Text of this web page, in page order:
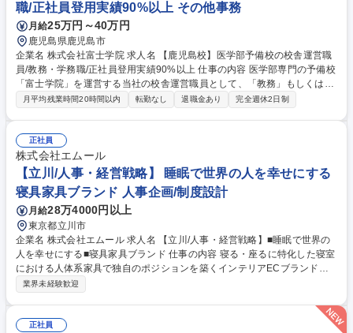
職/正社員登用実績90%以上 その他事務
月給25万円～40万円
鹿児島県鹿児島市
企業名 株式会社富士学院 求人名 【鹿児島校】医学部予備校の校舎運営職
員/教務・学務職/正社員登用実績90%以上 仕事の内容 医学部専門の予備校
「富士学院」を運営する当社の校舎運営職員として、「教務」もしくは
「学務」の業務をご担当いただきます。講師業務はございません。 業務の
報告の管理ほか)■保護者連携(進捗報告、三者面談の運営ほか)■施設管理、
行事運営 など 【学務(生徒募集)】■DM,チラシなどの企画■電話/メール問
い合わせ対応■入学面談の実施■各種セミナーの実施■進学校訪問、情報収
集 など ※これまでのご経験に応じ、できることから徐々にお任せしてい
きます。 募集職種 【鹿児島校】医学部予備校の校舎運営職員/教務・学務
職/正社員登用実績90%以上
月平均残業時間20時間以内 転勤なし 退職金あり 完全週休2日制
正社員
株式会社エムール
【立川/人事・経営戦略】 睡眠で世界の人を幸せにする
寝具家具ブランド 人事企画/制度設計
月給28万4000円以上
東京都立川市
企業名 株式会社エムール 求人名 【立川/人事・経営戦略】■睡眠で世界の
人を幸せにする■寝具家具ブランド 仕事の内容 寝る・座るに特化した寝室
における人体系家具で独自のポジションを築くインテリアECブランドの
エムール（EMOOR）における戦略人事を募集致します。 【入社後の業務
築 ■採用チャネルの管理 ■スカウト ■面接調整 ■選考日程調整 ■社員のオン
ボーディング など 【ゆくゆくの業務イメージ】■組織別課題に沿った施策
業界未経験歓迎
正社員